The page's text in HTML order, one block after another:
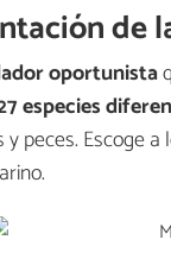
de
oportunista
especies
peces. Escoge